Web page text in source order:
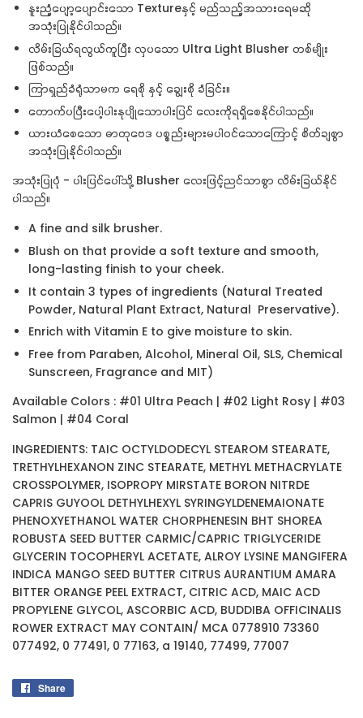
နူးညံ့ပျော့ပျောင်းသော Textureနှင့် မည်သည့်အသားရေမဆို
အသုံးပြုနိုင်ပါသည်။
လိမ်းခြယ်ရလွယ်ကူပြီး လှပသော Ultra Light Blusher တစ်မျိုး
ဖြစ်သည်။
ကြာရှည်ခံရုံသာမက ရေစို နှင့် ချွေးစို ခံခြင်း။
တောက်ပပြီးပေါ့ပါးနုပျိုသောပါးပြင် လေးကိုရရှိစေနိုင်ပါသည်။
ယားယံစေသော ဓာတုဗေဒ ပစ္စည်းများမပါဝင်သောကြောင့် စိတ်ချစွာ
အသုံးပြုနိုင်ပါသည်။
အသုံးပြုပုံ - ပါးပြင်ပေါ်သို့ Blusher လေးဖြင့်ညင်သာစွာ လိမ်းခြယ်နိုင်
ပါသည်။
A fine and silk brusher.
Blush on that provide a soft texture and smooth,
long-lasting finish to your cheek.
It contain 3 types of ingredients (Natural Treated
Powder, Natural Plant Extract, Natural Preservative).
Enrich with Vitamin E to give moisture to skin.
Free from Paraben, Alcohol, Mineral Oil, SLS, Chemical
Sunscreen, Fragrance and MIT)
Available Colors : #01 Ultra Peach | #02 Light Rosy | #03
Salmon | #04 Coral
INGREDIENTS: TAIC OCTYLDODECYL STEAROM STEARATE,
TRETHYLHEXANON ZINC STEARATE, METHYL METHACRYLATE
CROSSPOLYMER, ISOPROPY MIRSTATE BORON NITRDE
CAPRIS GUYOOL DETHYLHEXYL SYRINGYLDENEMAIONATE
PHENOXYETHANOL WATER CHORPHENESIN BHT SHOREA
ROBUSTA SEED BUTTER CARMIC/CAPRIC TRIGLYCERIDE
GLYCERIN TOCOPHERYL ACETATE, ALROY LYSINE MANGIFERA
INDICA MANGO SEED BUTTER CITRUS AURANTIUM AMARA
BITTER ORANGE PEEL EXTRACT, CITRIC ACD, MAIC ACD
PROPYLENE GLYCOL, ASCORBIC ACD, BUDDIBA OFFICINALIS
ROWER EXTRACT MAY CONTAIN/ MCA 0778910 73360
077492, 0 77491, 0 77163, a 19140, 77499, 77007
Share